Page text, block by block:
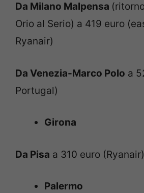
Da Milano Malpensa
Orio al Serio) a 419 euro
Ryanair)
Da Venezia-Marco Polo a
Portugal)
Girona
Da Pisa a 310 euro (Ryanair)
Palermo